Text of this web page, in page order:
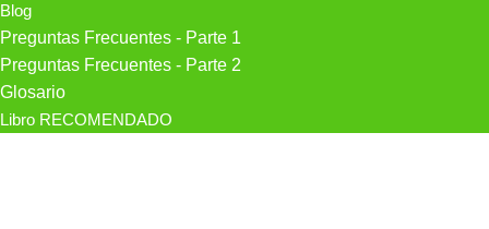
Blog
Preguntas Frecuentes - Parte 1
Preguntas Frecuentes - Parte 2
Glosario
Libro RECOMENDADO